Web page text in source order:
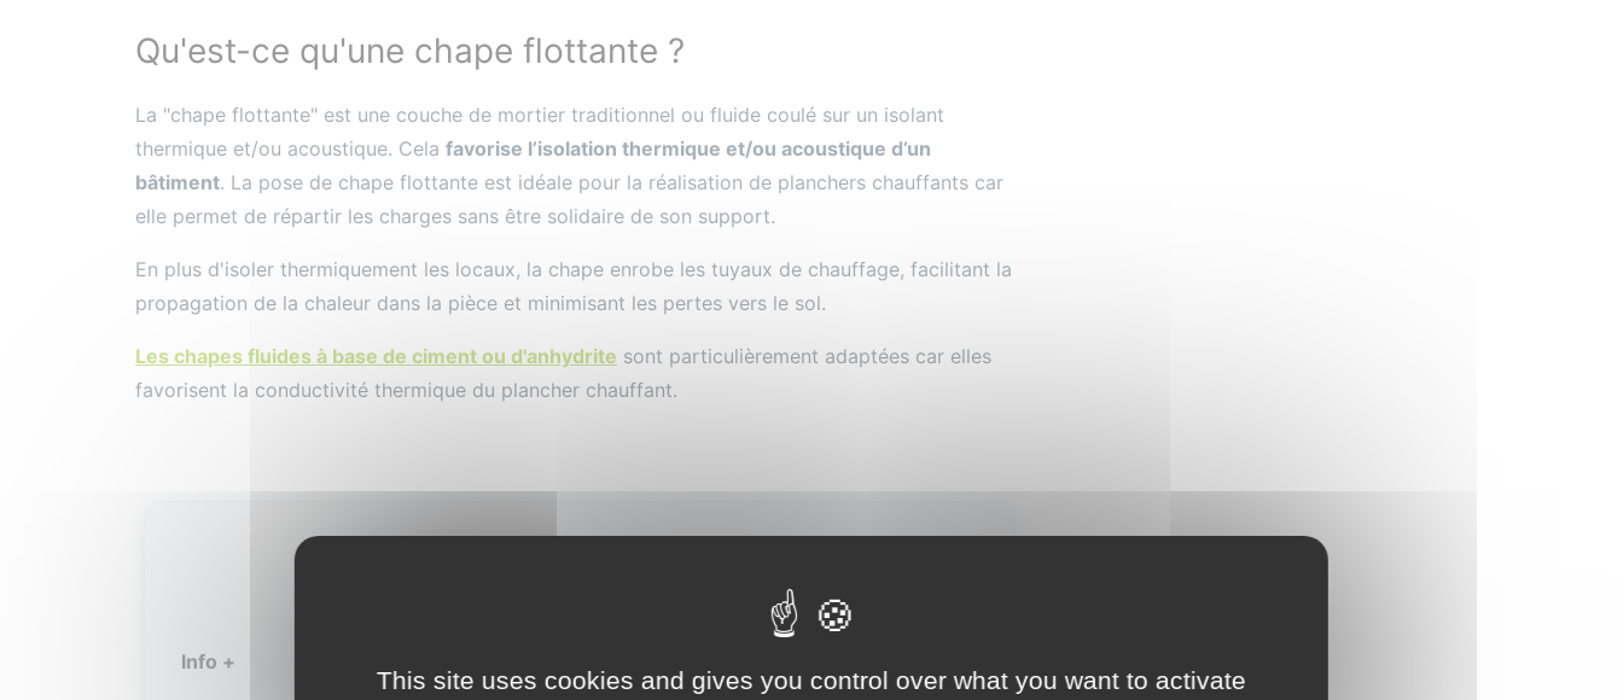
Qu'est-ce qu'une chape flottante ?
La "chape flottante" est une couche de mortier traditionnel ou fluide coulé sur un isolant
thermique et/ou acoustique. Cela favorise l’isolation thermique et/ou acoustique d’un
bâtiment. La pose de chape flottante est idéale pour la réalisation de planchers chauffants car
elle permet de répartir les charges sans être solidaire de son support.
En plus d'isoler thermiquement les locaux, la chape enrobe les tuyaux de chauffage, facilitant la
propagation de la chaleur dans la pièce et minimisant les pertes vers le sol.
Les chapes fluides à base de ciment ou d'anhydrite sont particulièrement adaptées car elles
favorisent la conductivité thermique du plancher chauffant.
Info +
This site uses cookies and gives you control over what you want to activate